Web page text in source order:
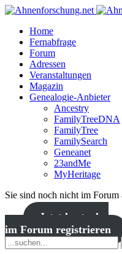
Home
Fernabfrage
Forum
Adressen
Veranstaltungen
Magazin
Genealogie-Anbieter
Ancestry
FamilyTreeDNA
FamilyTree
FamilySearch
Geneanet
23andMe
MyHeritage
Sie sind noch nicht im Forum
Jetzt kostenlos
im Forum registrieren